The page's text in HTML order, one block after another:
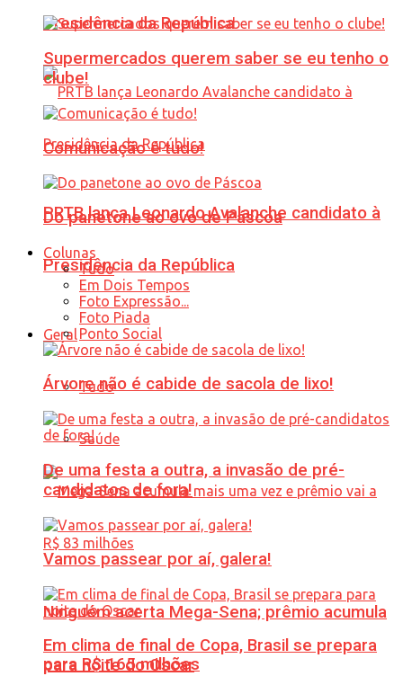
Presidência da República
PRTB lança Leonardo Avalanche candidato à
Presidência da República
Geral
Tudo
Saúde
Ninguém acerta Mega-Sena; prêmio acumula
para R$ 165 milhões
Supermercados querem saber se eu tenho o
clube!
Comunicação é tudo!
Do panetone ao ovo de Páscoa
Colunas
Tudo
Em Dois Tempos
Foto Expressão...
Foto Piada
Ponto Social
Árvore não é cabide de sacola de lixo!
De uma festa a outra, a invasão de pré-
candidatos de fora!
Vamos passear por aí, galera!
Em clima de final de Copa, Brasil se prepara
para noite do Oscar